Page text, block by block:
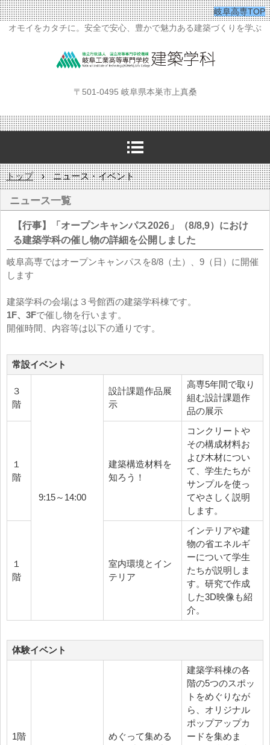
岐阜高専TOP
オモイをカタチに。安全で安心、豊かで魅力ある建築づくりを学ぶ
〒501-0495 岐阜県本巣市上真桑
トップ › ニュース・イベント
ニュース一覧
【行事】「オープンキャンパス2026」（8/8,9）におけ
る建築学科の催し物の詳細を公開しました
岐阜高専ではオープンキャンパスを8/8（土）、9（日）に開催
します
建築学科の会場は３号館西の建築学科棟です。
1F、3Fで催し物を行います。
開催時間、内容等は以下の通りです。
常設イベント
３
階
9:15～14:00
設計課題作品展
示
高専5年間で取り
組む設計課題作
品の展示
１
階
建築構造材料を
知ろう！
コンクリートや
その構成材料お
よび木材につい
て、学生たちが
サンプルを使っ
てやさしく説明
します。
１
階
室内環境とイン
テリア
インテリアや建
物の省エネルギ
ーについて学生
たちが説明しま
す。研究で作成
した3D映像も紹
介。
体験イベント
1階
めぐって集める
建築学科棟の各
階の5つのスポッ
トをめぐりなが
ら、オリジナル
ポップアップカ
ードを集めま